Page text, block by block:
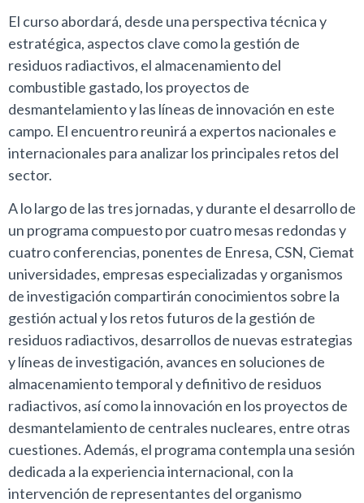
El curso abordará, desde una perspectiva técnica y
estratégica, aspectos clave como la gestión de
residuos radiactivos, el almacenamiento del
combustible gastado, los proyectos de
desmantelamiento y las líneas de innovación en este
campo. El encuentro reunirá a expertos nacionales e
internacionales para analizar los principales retos del
sector.
A lo largo de las tres jornadas, y durante el desarrollo de
un programa compuesto por cuatro mesas redondas y
cuatro conferencias, ponentes de Enresa, CSN, Ciemat
universidades, empresas especializadas y organismos
de investigación compartirán conocimientos sobre la
gestión actual y los retos futuros de la gestión de
residuos radiactivos, desarrollos de nuevas estrategias
y líneas de investigación, avances en soluciones de
almacenamiento temporal y definitivo de residuos
radiactivos, así como la innovación en los proyectos de
desmantelamiento de centrales nucleares, entre otras
cuestiones. Además, el programa contempla una sesión
dedicada a la experiencia internacional, con la
intervención de representantes del organismo